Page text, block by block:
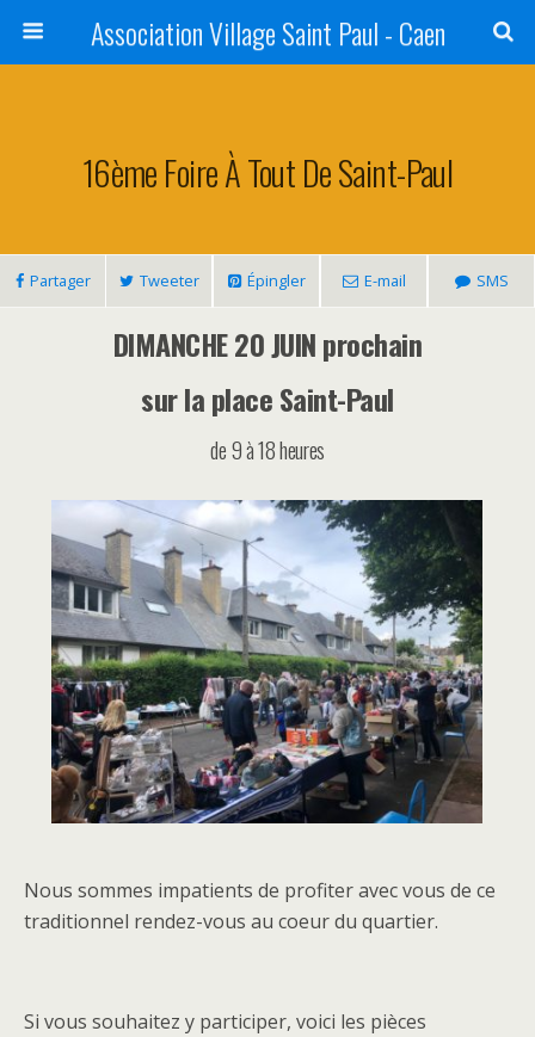
Association Village Saint Paul - Caen
16ème Foire À Tout De Saint-Paul
Partager Tweeter Épingler E-mail SMS
DIMANCHE 20 JUIN prochain
sur la place Saint-Paul
de 9 à 18 heures
Nous sommes impatients de profiter avec vous de ce
traditionnel rendez-vous au coeur du quartier.
Si vous souhaitez y participer, voici les pièces